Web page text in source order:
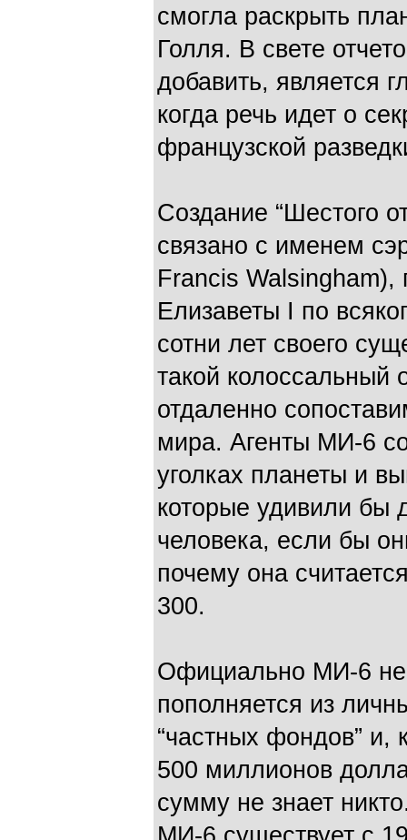
смогла раскрыть
Голля. В свете
добавить, является
когда речь идет о
французской
Создание “Шестого
связано с именем
Francis Walsingham),
Елизаветы I по
сотни лет своего
такой колоссальный
отдаленно
мира. Агенты МИ-6
уголках планеты и
которые удивили бы
человека, если бы
почему она
300.
Официально МИ-6 не
пополняется из
“частных фондов” и,
500 миллионов
сумму не знает